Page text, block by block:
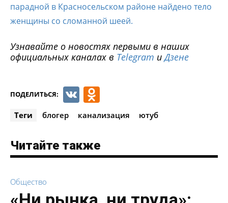
парадной в Красносельском районе найдено тело
женщины со сломанной шеей.
Узнавайте о новостях первыми в наших
официальных каналах в Telegram иДзене
ПОДЕЛИТЬСЯ: VK
Теги блогер канализация ютуб
Читайте также
Общество